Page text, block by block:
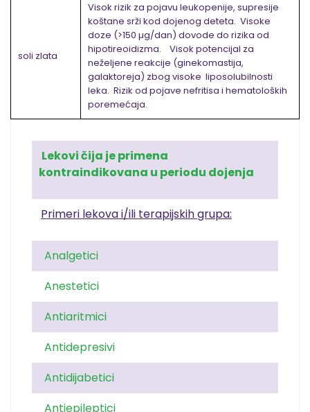
soli zlata
Visok rizik za pojavu leukopenije, supresije
koštane srži kod dojenog deteta. Visoke
doze (>150 µg/dan) dovode do rizika od
hipotireoidizma. Visok potencijal za
neželjene reakcije (ginekomastija,
galaktoreja) zbog visoke liposolubilnosti
leka. Rizik od pojave nefritisa i hematoloških
poremećaja.
Lekovi čija je primena
kontraindikovana u periodu dojenja
Primeri lekova i/ili terapijskih grupa:
Analgetici
Anestetici
Antiaritmici
Antidepresivi
Antidijabetici
Antiepileptici